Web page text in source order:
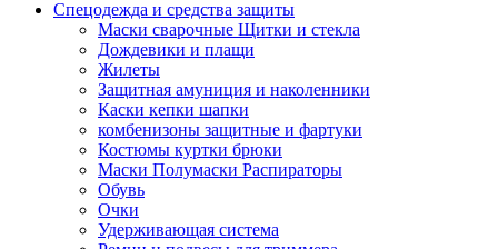
Спецодежда и средства защиты
Маски сварочные Щитки и стекла
Дождевики и плащи
Жилеты
Защитная амуниция и наколенники
Каски кепки шапки
комбенизоны защитные и фартуки
Костюмы куртки брюки
Маски Полумаски Распираторы
Обувь
Очки
Удерживающая система